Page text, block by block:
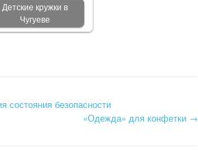
Детские кружки в
Чугуеве
безопасности
«Одежда» для конфетки →